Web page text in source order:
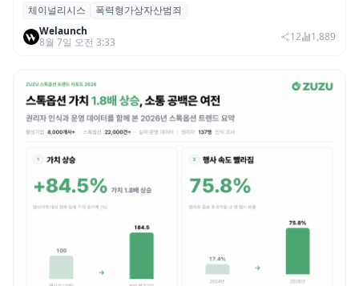
체이널리시스 “가상자산 보유자 대상 폭력
범죄 증가…상반기 탈취액 3000만 달러 돌파
체이널리시스
폭력형가상자산범죄
Welaunch
8월 7일 오전 3:33
12 1,889